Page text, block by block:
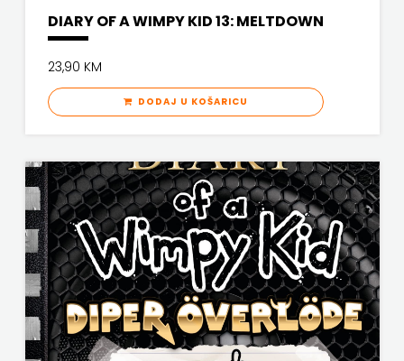
KNJIGA
media
d.o.o.
TERAPIJA,
ZAGREB
Twins
Company
DIARY OF A WIMPY KID 13: MELTDOWN
23,90 KM
DODAJ U KOŠARICU